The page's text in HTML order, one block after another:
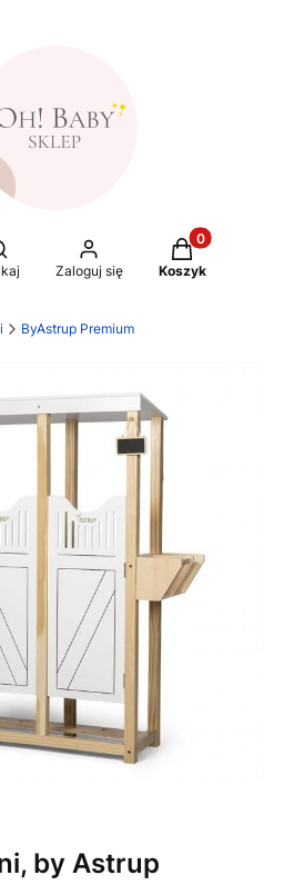
wyszukiwarkę
Zaloguj się
Produkty w
Koszyk
ByAstrup Premium
by Astrup